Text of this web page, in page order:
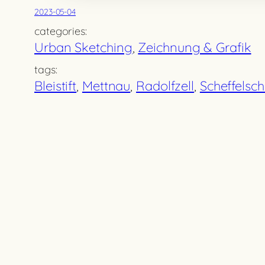
2023-05-04
categories:
Urban Sketching, Zeichnung & Grafik
tags:
Bleistift, Mettnau, Radolfzell,